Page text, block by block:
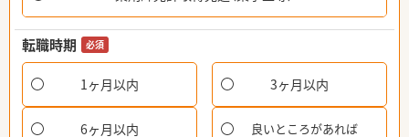
転職時期 必須
1ヶ月以内 3ヶ月以内
6ヶ月以内 良いところがあれば